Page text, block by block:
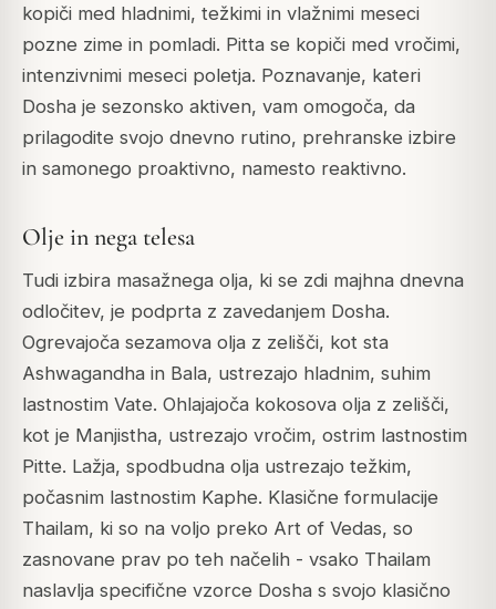
kopiči med hladnimi, težkimi in vlažnimi meseci
pozne zime in pomladi. Pitta se kopiči med vročimi,
intenzivnimi meseci poletja. Poznavanje, kateri
Dosha je sezonsko aktiven, vam omogoča, da
prilagodite svojo dnevno rutino, prehranske izbire
in samonego proaktivno, namesto reaktivno.
Olje in nega telesa
Tudi izbira masažnega olja, ki se zdi majhna dnevna
odločitev, je podprta z zavedanjem Dosha.
Ogrevajoča sezamova olja z zelišči, kot sta
Ashwagandha in Bala, ustrezajo hladnim, suhim
lastnostim Vate. Ohlajajoča kokosova olja z zelišči,
kot je Manjistha, ustrezajo vročim, ostrim lastnostim
Pitte. Lažja, spodbudna olja ustrezajo težkim,
počasnim lastnostim Kaphe. Klasične formulacije
Thailam, ki so na voljo preko Art of Vedas, so
zasnovane prav po teh načelih - vsako Thailam
naslavlja specifične vzorce Dosha s svojo klasično